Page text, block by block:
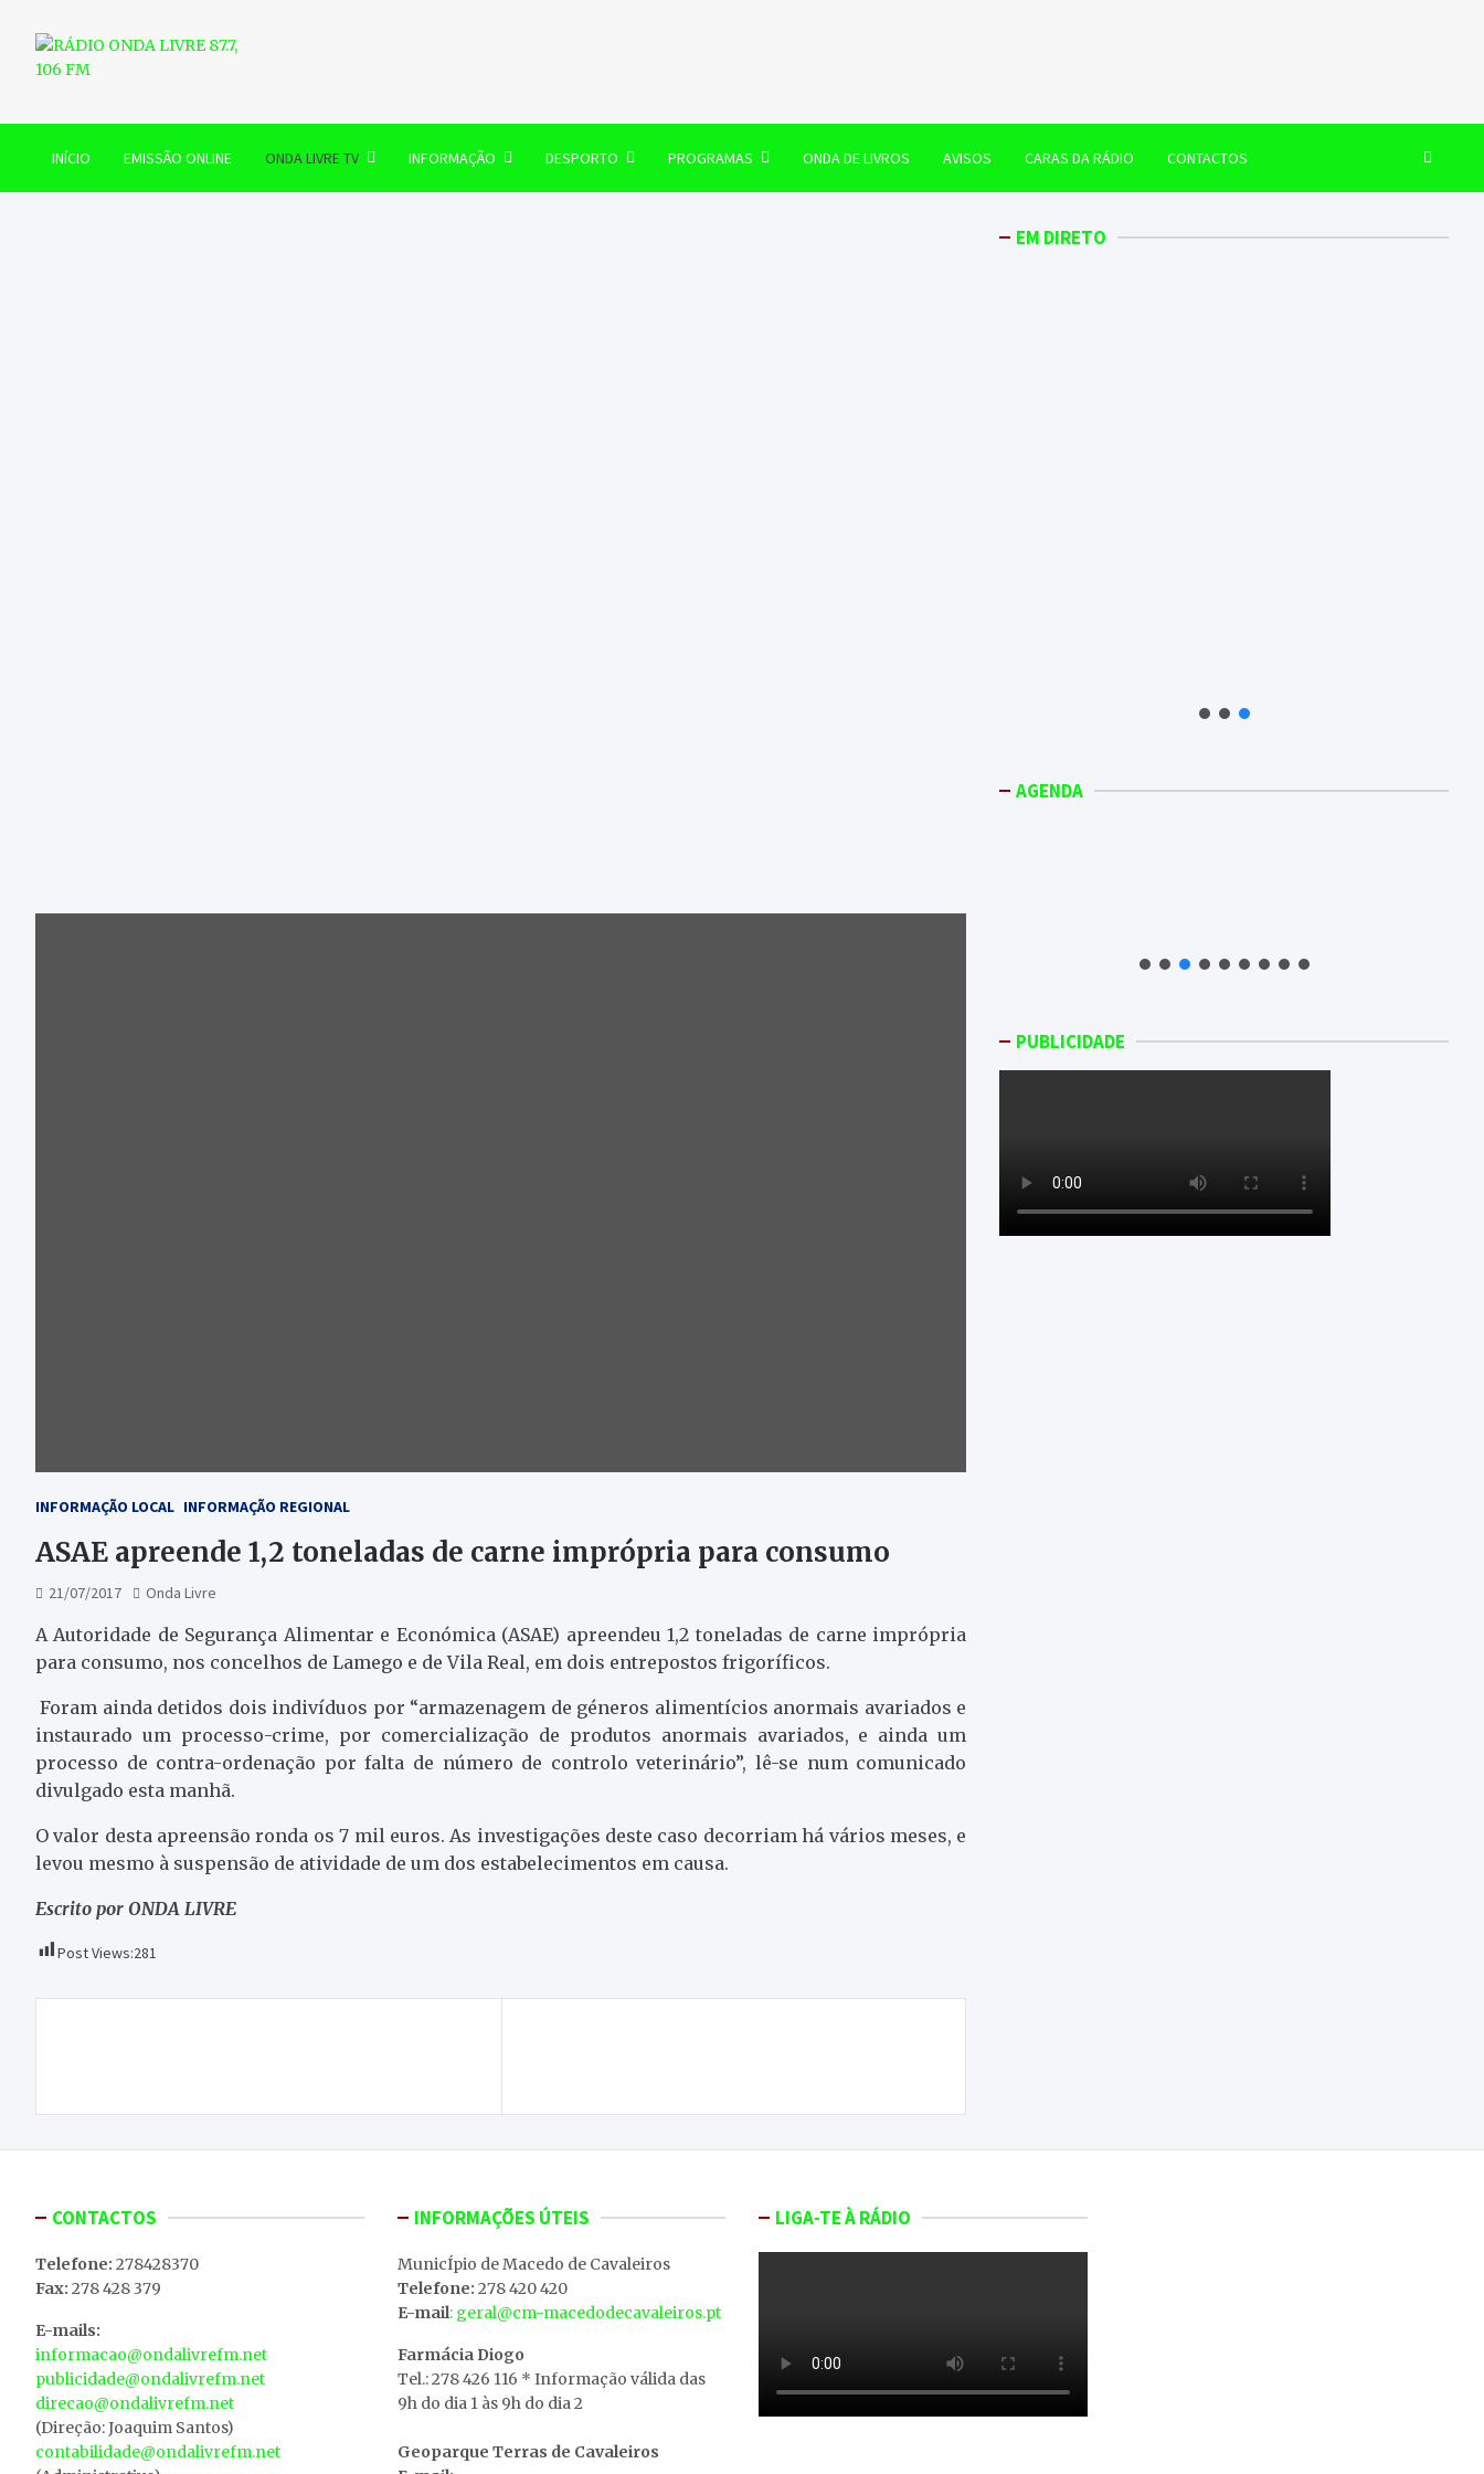
content
RÁDIO ONDA LIVRE 87.7, 106 FM
INÍCIO EMISSÃO ONLINE ONDA LIVRE TV INFORMAÇÃO DESPORTO PROGRAMAS ONDA DE LIVROS AVISOS CARAS DA RÁDIO CONTACTOS
INFORMAÇÃO LOCAL INFORMAÇÃO REGIONAL
ASAE apreende 1,2 toneladas de carne imprópria para consumo
21/07/2017 Onda Livre
A Autoridade de Segurança Alimentar e Económica (ASAE) apreendeu 1,2 toneladas de carne imprópria
para consumo, nos concelhos de Lamego e de Vila Real, em dois entrepostos frigoríficos.
Foram ainda detidos dois indivíduos por “armazenagem de géneros alimentícios anormais avariados e
instaurado um processo-crime, por comercialização de produtos anormais avariados, e ainda um
processo de contra-ordenação por falta de número de controlo veterinário”, lê-se num comunicado
divulgado esta manhã.
O valor desta apreensão ronda os 7 mil euros. As investigações deste caso decorriam há vários meses, e
levou mesmo à suspensão de atividade de um dos estabelecimentos em causa.
Escrito por ONDA LIVRE
Post Views:281
artigos
EM DIRETO
AGENDA
PUBLICIDADE
CONTACTOS
Telefone: 278428370
Fax: 278 428 379
E-mails:
informacao@ondalivrefm.net
publicidade@ondalivrefm.net
direcao@ondalivrefm.net
(Direção: Joaquim Santos)
contabilidade@ondalivrefm.net
INFORMAÇÕES ÚTEIS
MunicÍpio de Macedo de Cavaleiros
Telefone: 278 420 420
E-mail: geral@cm-macedodecavaleiros.pt
Farmácia Diogo
Tel.: 278 426 116 * Informação válida das
9h do dia 1 às 9h do dia 2
Geoparque Terras de Cavaleiros
LIGA-TE À RÁDIO